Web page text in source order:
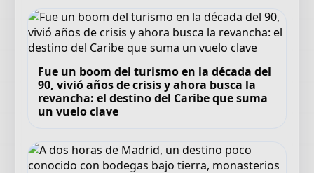
Fue un boom del turismo en la década del
90, vivió años de crisis y ahora busca la
revancha: el destino del Caribe que suma
un vuelo clave